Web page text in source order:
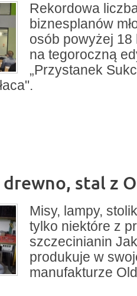
Rekordowa
biznesplanów
osób powyżej 18
na tegoroczną
„Przystanek
stal z
Misy, lampy,
tylko niektóre z
szczecinianin
produkuje w
manufakturze